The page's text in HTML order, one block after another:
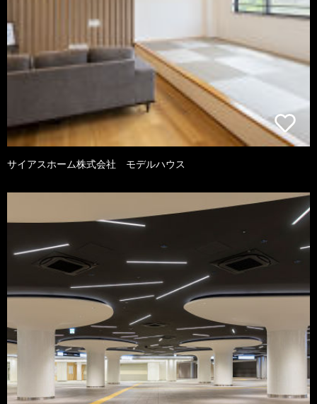
サイアスホーム株式会社 モデルハウス